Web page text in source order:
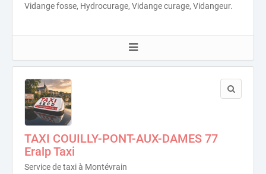
Vidange fosse, Hydrocurage, Vidange curage, Vidangeur.
TAXI COUILLY-PONT-AUX-DAMES 77
Eralp Taxi
Service de taxi à Montévrain